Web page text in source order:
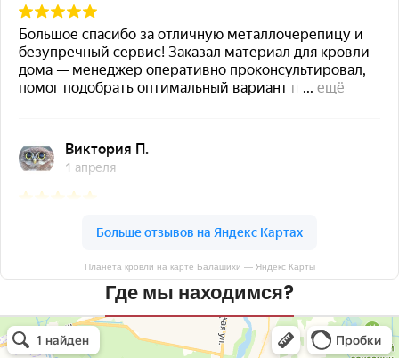
Планета кровли на карте Балашихи — Яндекс Карты
Где мы находимся?
Планета кровли
Кровля и кровельные материалы в Балашихе
Окна в Балашихе